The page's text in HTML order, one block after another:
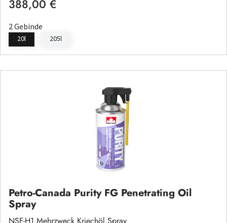
Regulärer Preis:
388,00 €
2 Gebinde
20l 205l
Petro-Canada Purity FG Penetrating Oil
Spray